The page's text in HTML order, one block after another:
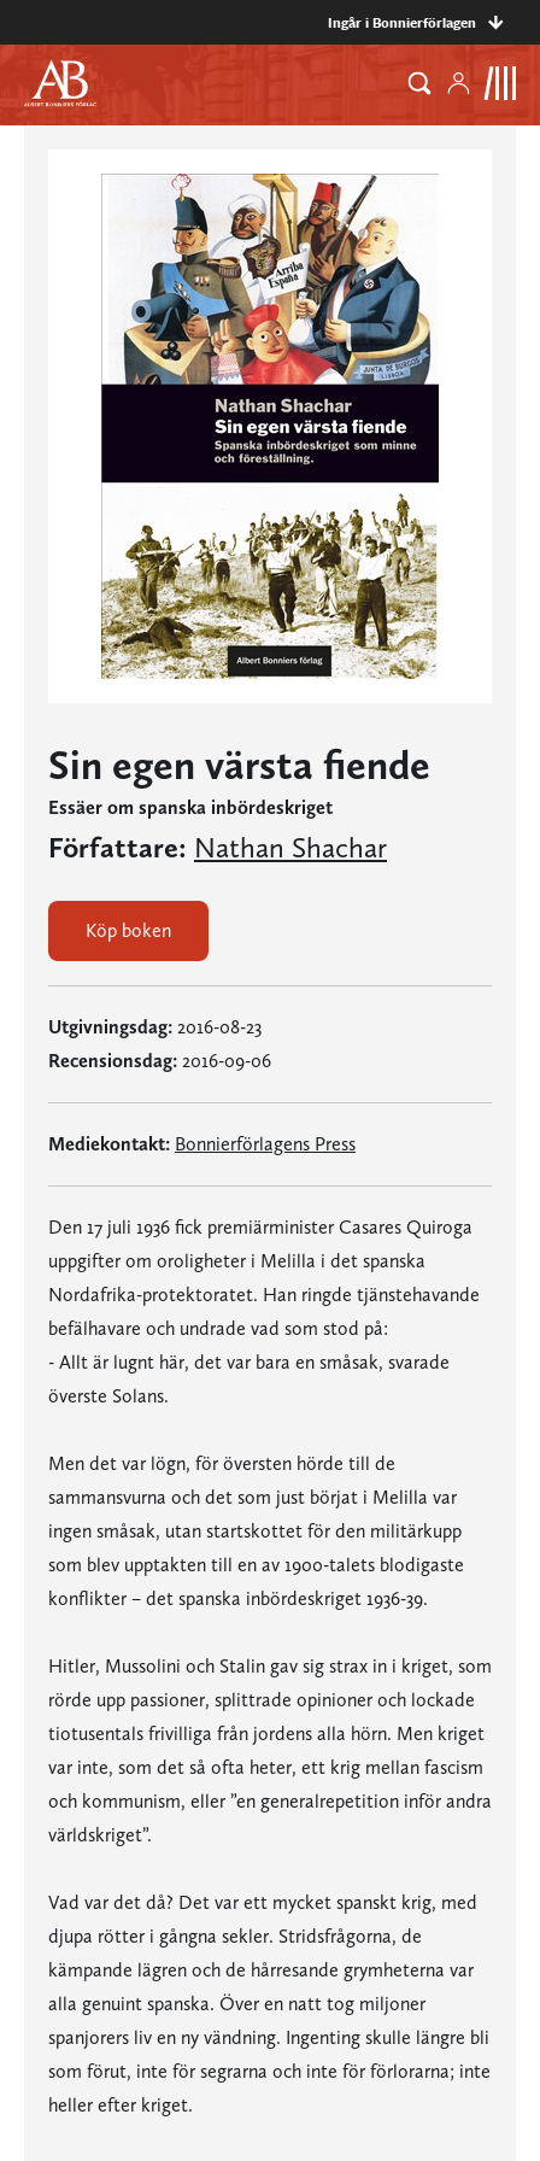
Ingår i Bonnierförlagen
Sin egen värsta fiende
Essäer om spanska inbördeskriget
Författare: Nathan Shachar
Köp boken
Utgivningsdag: 2016-08-23
Recensionsdag: 2016-09-06
Mediekontakt: Bonnierförlagens Press
Den 17 juli 1936 fick premiärminister Casares Quiroga
uppgifter om oroligheter i Melilla i det spanska
Nordafrika-protektoratet. Han ringde tjänstehavande
befälhavare och undrade vad som stod på:
- Allt är lugnt här, det var bara en småsak, svarade
överste Solans.
Men det var lögn, för översten hörde till de
sammansvurna och det som just börjat i Melilla var
ingen småsak, utan startskottet för den militärkupp
som blev upptakten till en av 1900-talets blodigaste
konflikter – det spanska inbördeskriget 1936-39.
Hitler, Mussolini och Stalin gav sig strax in i kriget, som
rörde upp passioner, splittrade opinioner och lockade
tiotusentals frivilliga från jordens alla hörn. Men kriget
var inte, som det så ofta heter, ett krig mellan fascism
och kommunism, eller ”en generalrepetition inför andra
världskriget”.
Vad var det då? Det var ett mycket spanskt krig, med
djupa rötter i gångna sekler. Stridsfrågorna, de
kämpande lägren och de hårresande grymheterna var
alla genuint spanska. Över en natt tog miljoner
spanjorers liv en ny vändning. Ingenting skulle längre bli
som förut, inte för segrarna och inte för förlorarna; inte
heller efter kriget.